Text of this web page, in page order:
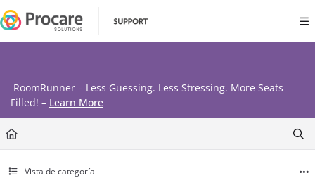
Documentation Index
Fetch the complete documentation index at:
https://
RoomRunner – Less Guessing. Less Stressing. More Seats
Filled! – Learn More
Vista de categoría